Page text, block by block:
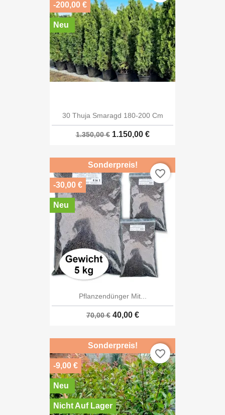
Sonderpreis!
-9,00 €
Neu
Nicht Auf Lager
favorite_border
Pflanzendünger Mit...
70,00 € 40,00 €
Sonderpreis!
-30,00 €
Neu
favorite_border
30 Thuja Smaragd 180-200 Cm
1.350,00 € 1.150,00 €
-200,00 €
Neu